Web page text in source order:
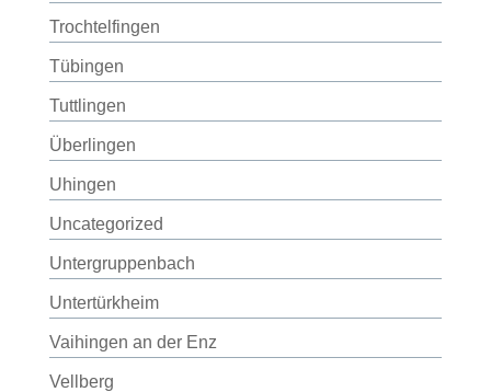
Trochtelfingen
Tübingen
Tuttlingen
Überlingen
Uhingen
Uncategorized
Untergruppenbach
Untertürkheim
Vaihingen an der Enz
Vellberg